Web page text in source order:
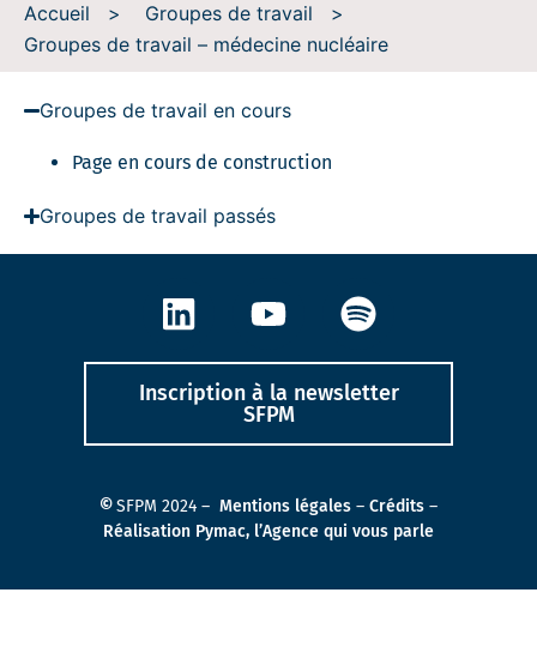
Accueil > Groupes de travail
>
Groupes de travail – médecine nucléaire
Groupes de travail en cours
Page en cours de construction
Groupes de travail passés
Inscription à la newsletter
SFPM
©SFPM 2024 – Mentions légales – Crédits –
Réalisation Pymac, l’Agence qui vous parle